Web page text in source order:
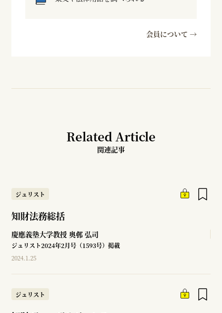
会員について →
Related Article
関連記事
ジュリスト
知財法務総括
慶應義塾大学教授 奥邨 弘司
ジュリスト2024年2月号（1593号）掲載
2024.1.25
ジュリスト